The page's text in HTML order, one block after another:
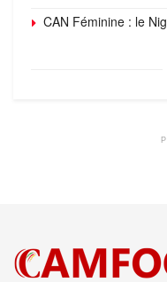
CAN Féminine : le